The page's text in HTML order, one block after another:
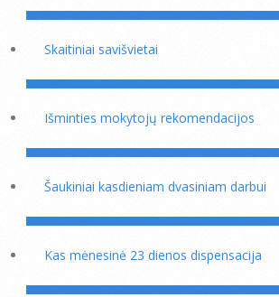
Skaitiniai savišvietai
Išminties mokytojų rekomendacijos
Šaukiniai kasdieniam dvasiniam darbui
Kas mėnesinė 23 dienos dispensacija